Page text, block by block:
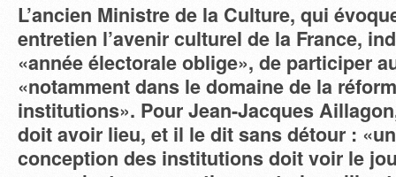
L’ancien Ministre de la Culture, qui
entretien l’avenir culturel de la France,
«année électorale oblige», de participer
«notamment dans le domaine de la
institutions». Pour Jean-Jacques
doit avoir lieu, et il le dit sans détour :
conception des institutions doit voir le